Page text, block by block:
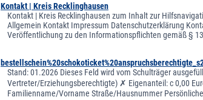
Kontakt | Kreis Recklinghausen
Kontakt | Kreis Recklinghausen zum Inhalt zur
Allgemein Kontakt Impressum Datenschutzerklärung
Veröffentlichung zu den Informationspflichten gemäß §
Stand: 01.2026 Dieses Feld wird vom Schulträger
Vertreter/Erziehungsberechtigte) ✗ Eigenanteil: c 0,00
Familienname/Vorname Straße/Hausnummer